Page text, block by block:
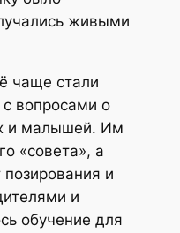
живыми
чаще стали
вопросами о
и малышей. Им
«совета», а
и
и
обучение для